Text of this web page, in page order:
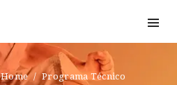
Home Programa Técnico